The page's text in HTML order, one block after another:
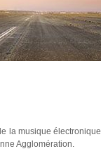
la musique
Agglomération.